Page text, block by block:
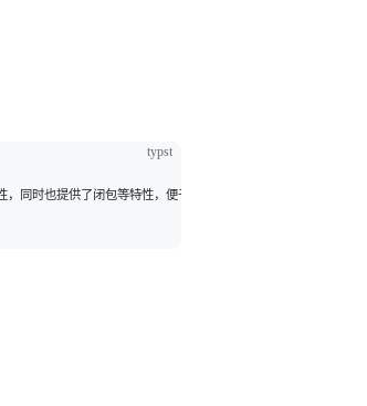
typst
同时也提供了闭包等特性，便于进行函数式编程。以及包括